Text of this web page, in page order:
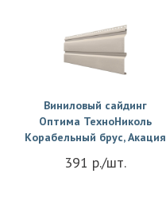
Виниловый сайдинг
Оптима ТехноНиколь
Корабельный брус, Акация
391 р./шт.